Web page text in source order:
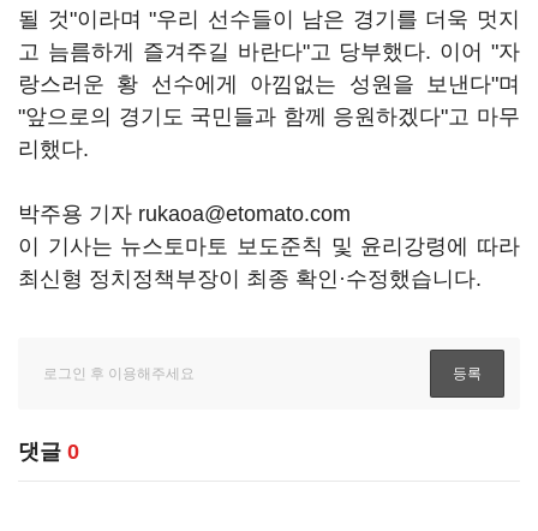
될 것"이라며 "우리 선수들이 남은 경기를 더욱 멋지
고 늠름하게 즐겨주길 바란다"고 당부했다. 이어 "자
랑스러운 황 선수에게 아낌없는 성원을 보낸다"며
"앞으로의 경기도 국민들과 함께 응원하겠다"고 마무
리했다.
박주용 기자 rukaoa@etomato.com
이 기사는 뉴스토마토 보도준칙 및 윤리강령에 따라
최신형 정치정책부장이 최종 확인·수정했습니다.
댓글 0